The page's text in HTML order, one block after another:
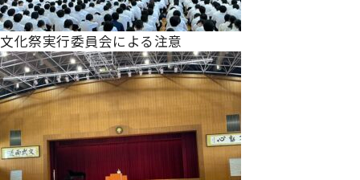
文化祭実行委員会による注意